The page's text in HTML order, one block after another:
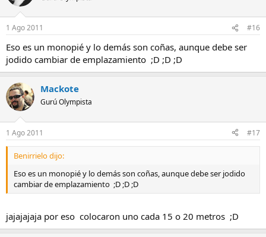
1 Ago 2011 #16
Eso es un monopié y lo demás son coñas, aunque debe ser
jodido cambiar de emplazamiento ;D ;D ;D
Mackote
Gurú Olympista
1 Ago 2011 #17
Benirrielo dijo:
Eso es un monopié y lo demás son coñas, aunque debe ser jodido
cambiar de emplazamiento ;D ;D ;D
jajajajaja por eso colocaron uno cada 15 o 20 metros ;D